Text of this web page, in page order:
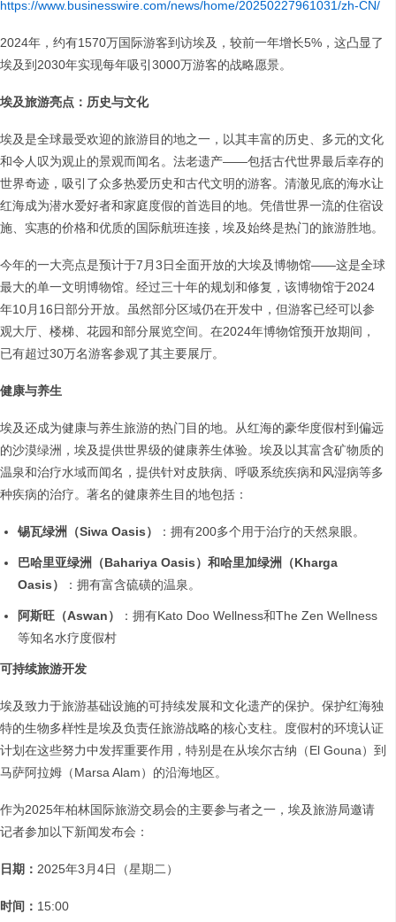
https://www.businesswire.com/news/home/20250227961031/zh-CN/
2024年，约有1570万国际游客到访埃及，较前一年增长5%，这凸显了
埃及到2030年实现每年吸引3000万游客的战略愿景。
埃及旅游亮点：历史与文化
埃及是全球最受欢迎的旅游目的地之一，以其丰富的历史、多元的文化
和令人叹为观止的景观而闻名。法老遗产——包括古代世界最后幸存的
世界奇迹，吸引了众多热爱历史和古代文明的游客。清澈见底的海水让
红海成为潜水爱好者和家庭度假的首选目的地。凭借世界一流的住宿设
施、实惠的价格和优质的国际航班连接，埃及始终是热门的旅游胜地。
今年的一大亮点是预计于7月3日全面开放的大埃及博物馆——这是全球
最大的单一文明博物馆。经过三十年的规划和修复，该博物馆于2024
年10月16日部分开放。虽然部分区域仍在开发中，但游客已经可以参
观大厅、楼梯、花园和部分展览空间。在2024年博物馆预开放期间，
已有超过30万名游客参观了其主要展厅。
健康与养生
埃及还成为健康与养生旅游的热门目的地。从红海的豪华度假村到偏远
的沙漠绿洲，埃及提供世界级的健康养生体验。埃及以其富含矿物质的
温泉和治疗水域而闻名，提供针对皮肤病、呼吸系统疾病和风湿病等多
种疾病的治疗。著名的健康养生目的地包括：
锡瓦绿洲（Siwa Oasis） ：拥有200多个用于治疗的天然泉眼。
巴哈里亚绿洲（Bahariya Oasis）和哈里加绿洲（Kharga
Oasis）
：拥有富含硫磺的温泉。
阿斯旺（Aswan）
：拥有Kato Doo Wellness和The Zen Wellness
等知名水疗度假村
可持续旅游开发
埃及致力于旅游基础设施的可持续发展和文化遗产的保护。保护红海独
特的生物多样性是埃及负责任旅游战略的核心支柱。度假村的环境认证
计划在这些努力中发挥重要作用，特别是在从埃尔古纳（El Gouna）到
马萨阿拉姆（Marsa Alam）的沿海地区。
作为2025年柏林国际旅游交易会的主要参与者之一，埃及旅游局邀请
记者参加以下新闻发布会：
日期： 2025年3月4日（星期二）
时间： 15:00